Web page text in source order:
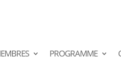
PROGRAMME